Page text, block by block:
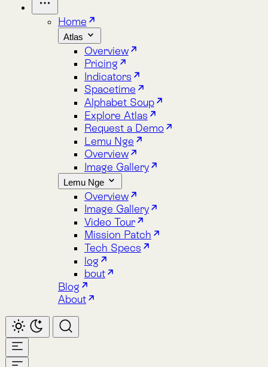
Pricing
Indicators
Spacetime
Alphabet Soup
Explore Atlas
Request a Demo
Lemu Nge
Overview
Image Gallery
Lemu Nge
Overview
Image Gallery
Video Tour
Mission Patch
Tech Specs
log
bout
About
Home